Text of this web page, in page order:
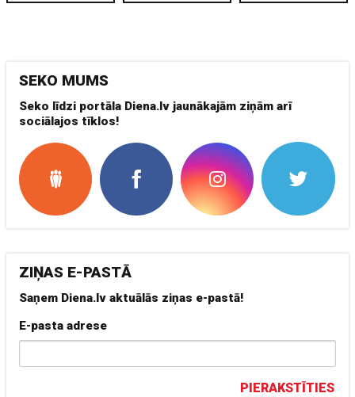
SEKO MUMS
Seko līdzi portāla Diena.lv jaunākajām ziņām arī
sociālajos tīklos!
ZIŅAS E-PASTĀ
Saņem Diena.lv aktuālās ziņas e-pastā!
E-pasta adrese
PIERAKSTĪTIES